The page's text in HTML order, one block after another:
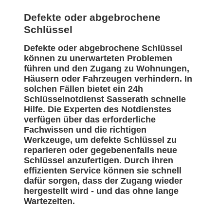
Defekte oder abgebrochene
Schlüssel
Defekte oder abgebrochene Schlüssel
können zu unerwarteten Problemen
führen und den Zugang zu Wohnungen,
Häusern oder Fahrzeugen verhindern. In
solchen Fällen bietet ein 24h
Schlüsselnotdienst Sasserath schnelle
Hilfe. Die Experten des Notdienstes
verfügen über das erforderliche
Fachwissen und die richtigen
Werkzeuge, um defekte Schlüssel zu
reparieren oder gegebenenfalls neue
Schlüssel anzufertigen. Durch ihren
effizienten Service können sie schnell
dafür sorgen, dass der Zugang wieder
hergestellt wird - und das ohne lange
Wartezeiten.